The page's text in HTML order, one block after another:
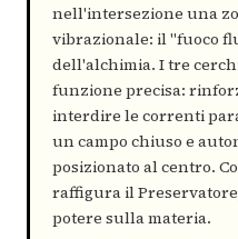
nell'intersezione una
vibrazionale: il "fuoco
dell'alchimia. I tre
funzione precisa:
interdire le correnti
un campo chiuso e
posizionato al centro.
raffigura il
potere sulla materia.